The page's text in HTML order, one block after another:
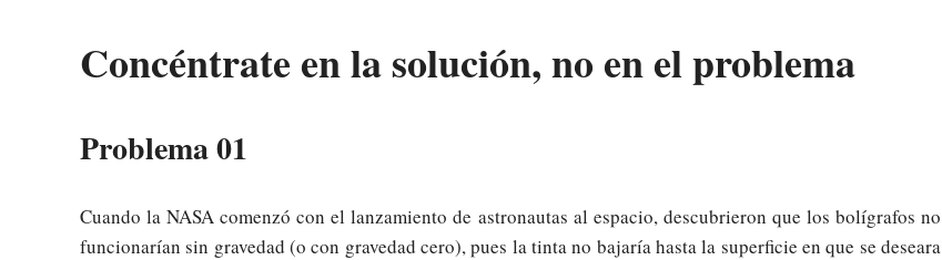
Concéntrate en la solución, no en el problema
Problema 01
Cuando la NASA comenzó con el lanzamiento de astronautas al espacio, descubrieron que los bolígrafos no
funcionarían sin gravedad (o con gravedad cero), pues la tinta no bajaría hasta la superficie en que se deseara